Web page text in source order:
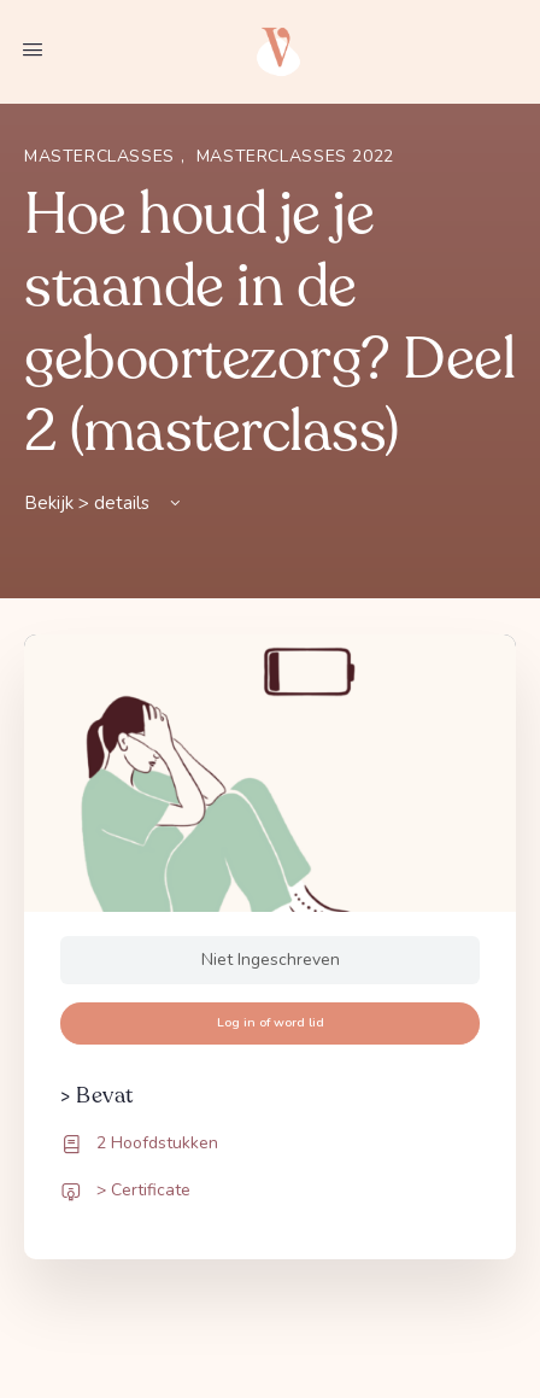
MASTERCLASSES , MASTERCLASSES 2022
Hoe houd je je
staande in de
geboortezorg? Deel
2 (masterclass)
Bekijk > details
Niet Ingeschreven
Log in of word lid
> Bevat
2 Hoofdstukken
> Certificate